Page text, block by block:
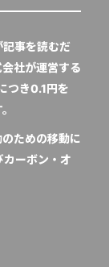
事を読むだ
社が運営する
つき0.1円を
ための移動に
ーボン・オ